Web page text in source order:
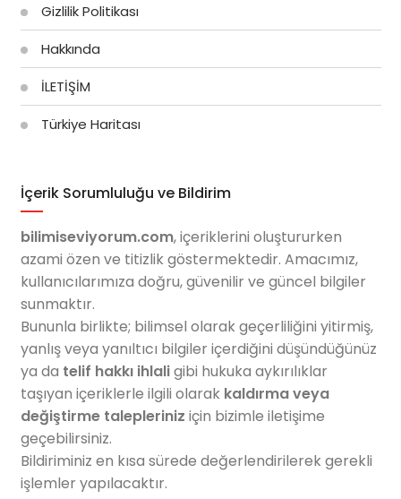
Gizlilik Politikası
Hakkında
İLETİŞİM
Türkiye Haritası
İçerik Sorumluluğu ve Bildirim
bilimiseviyorum.com, içeriklerini oluştururken
azami özen ve titizlik göstermektedir. Amacımız,
kullanıcılarımıza doğru, güvenilir ve güncel bilgiler
sunmaktır.
Bununla birlikte; bilimsel olarak geçerliliğini yitirmiş,
yanlış veya yanıltıcı bilgiler içerdiğini düşündüğünüz
ya da telif hakkı ihlaligibi hukuka aykırılıklar
taşıyan içeriklerle ilgili olarak kaldırma veya
değiştirme talepleriniz için bizimle iletişime
geçebilirsiniz.
Bildiriminiz en kısa sürede değerlendirilerek gerekli
işlemler yapılacaktır.